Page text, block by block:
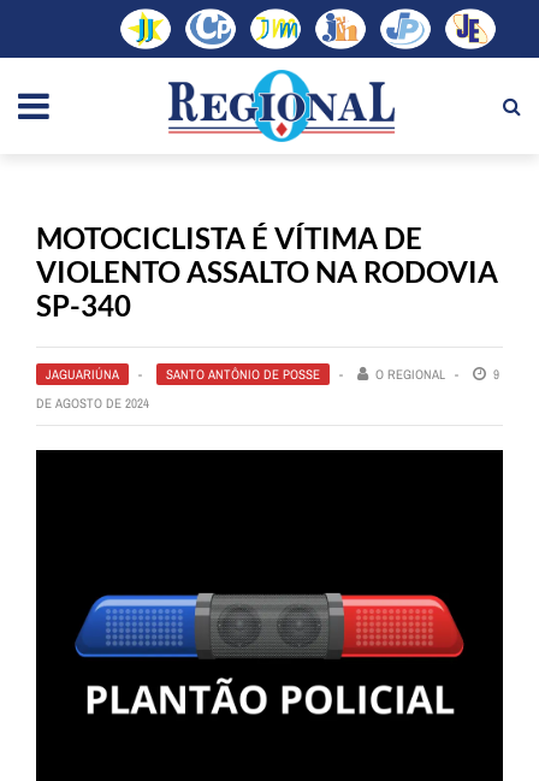
MOTOCICLISTA É VÍTIMA DE
VIOLENTO ASSALTO NA RODOVIA
SP-340
JAGUARIÚNA SANTO ANTÔNIO DE POSSE O REGIONAL
9
DE AGOSTO DE 2024